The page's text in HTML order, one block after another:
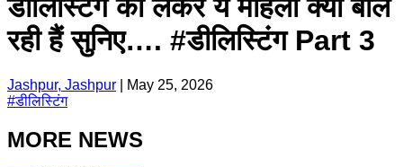
डीलिस्टिंग को लेकर ये महिला क्या बोल
रही हैं सुनिए…. #डीलिस्टिंग Part 3
Jashpur, Jashpur
May 25, 2026
#डीलिस्टिंग
MORE NEWS